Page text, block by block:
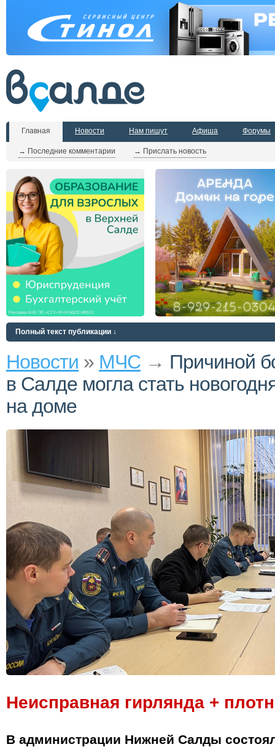
Главная
→ Последние комментарии → Прислать новость
Новости Нам пишут Афиша Форумы
Полный текст публикации ↓
Новости » МЧС → Причиной
в Салде могла стать
на доме
Неисправная гирлянда +
В администрации Нижней Салды